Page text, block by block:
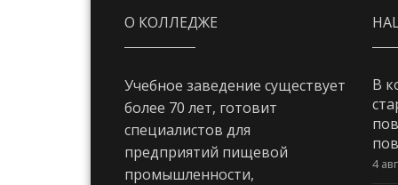
О КОЛЛЕДЖЕ
Учебное заведение существует
более 70 лет, готовит
специалистов для
предприятий пищевой
промышленности,
В
4